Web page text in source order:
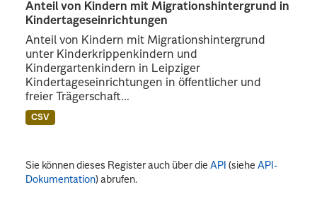
Anteil von Kindern mit Migrationshintergrund in
Kindertageseinrichtungen
Anteil von Kindern mit Migrationshintergrund
unter Kinderkrippenkindern und
Kindergartenkindern in Leipziger
Kindertageseinrichtungen in öffentlicher und
freier Trägerschaft...
CSV
Sie können dieses Register auch über dieAPI (sieheAPI-
Dokumentation) abrufen.